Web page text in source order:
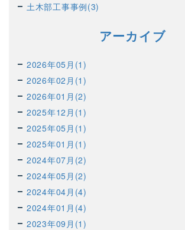
土木部工事事例(3)
アーカイブ
2026年05月(1)
2026年02月(1)
2026年01月(2)
2025年12月(1)
2025年05月(1)
2025年01月(1)
2024年07月(2)
2024年05月(2)
2024年04月(4)
2024年01月(4)
2023年09月(1)